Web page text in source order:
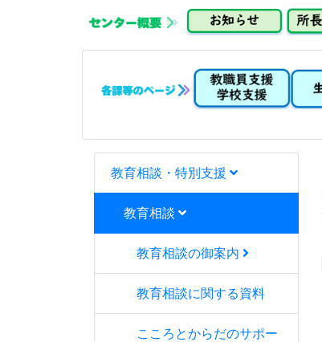
教育相談・特別支援
教育相談
教育相談の御案内
教育相談に関する資料
こころとからだのサポー